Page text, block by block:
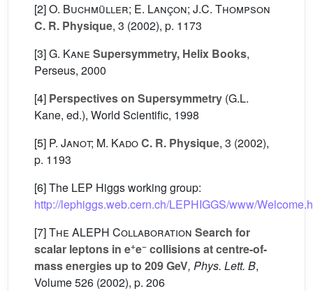
[2]O. Buchmüller; E. Lançon; J.C. Thompson
C. R. Physique, 3 (2002), p. 1173
[3]G. Kane Supersymmetry, Helix Books,
Perseus, 2000
[4] Perspectives on Supersymmetry (G.L.
Kane, ed.), World Scientific, 1998
[5] P. Janot; M. KadoC. R. Physique, 3 (2002),
p. 1193
[6] The LEP Higgs working group:
http://lephiggs.web.cern.ch/LEPHIGGS/www/
[7]The ALEPH Collaboration Search for
scalar leptons in e+e− collisions at centre-of-
mass energies up to 209 GeV, Phys. Lett. B,
Volume 526 (2002), p. 206